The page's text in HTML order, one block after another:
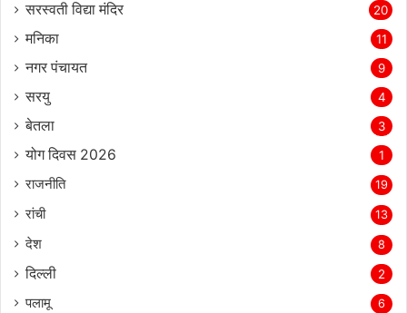
सरस्‍वती विद्या मंदिर 20
मनिका 11
नगर पंचायत 9
सरयु 4
बेतला 3
योग दिवस 2026 1
राजनीति 19
रांची 13
देश 8
दिल्‍ली 2
पलामू 6